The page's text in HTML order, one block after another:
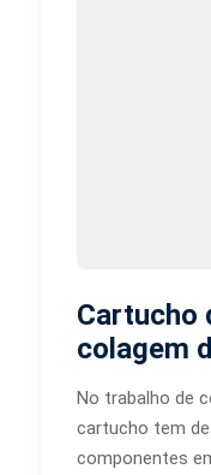
Cartucho
colagem
No trabalho de
cartucho tem
componentes